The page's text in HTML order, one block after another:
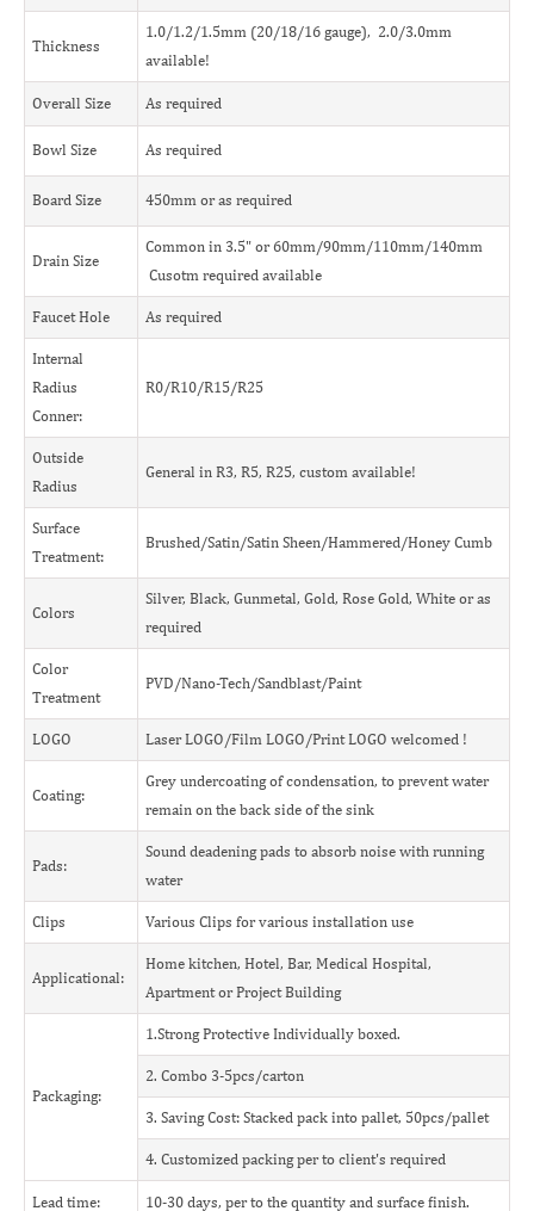
Thickness
1.0/1.2/1.5mm (20/18/16 gauge), 2.0/3.0mm
available!
Overall Size As required
Bowl Size As required
Board Size 450mm or as required
Drain Size
Common in 3.5" or 60mm/90mm/110mm/140mm
Cusotm required available
Faucet Hole As required
Internal
Radius
Conner:
R0/R10/R15/R25
Outside
Radius
General in R3, R5, R25, custom available!
Surface
Treatment:
Brushed/Satin/Satin Sheen/Hammered/Honey Cumb
Colors
Silver, Black, Gunmetal, Gold, Rose Gold, White or as
required
Color
Treatment
PVD/Nano-Tech/Sandblast/Paint
LOGO Laser LOGO/Film LOGO/Print LOGO welcomed !
Coating:
Grey undercoating of condensation, to prevent water
remain on the back side of the sink
Pads:
Sound deadening pads to absorb noise with running
water
Clips Various Clips for various installation use
Applicational:
Home kitchen, Hotel, Bar, Medical Hospital,
Apartment or Project Building
Packaging:
1.Strong Protective Individually boxed.
2. Combo 3-5pcs/carton
3. Saving Cost: Stacked pack into pallet, 50pcs/pallet
4. Customized packing per to client's required
Lead time: 10-30 days, per to the quantity and surface finish.